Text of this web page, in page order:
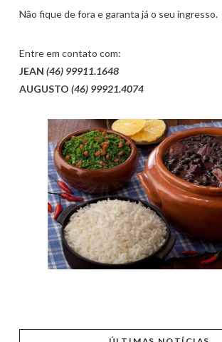
Não fique de fora e garanta já o seu ingresso.
Entre em contato com:
JEAN (46) 99911.1648
AUGUSTO (46) 99921.4074